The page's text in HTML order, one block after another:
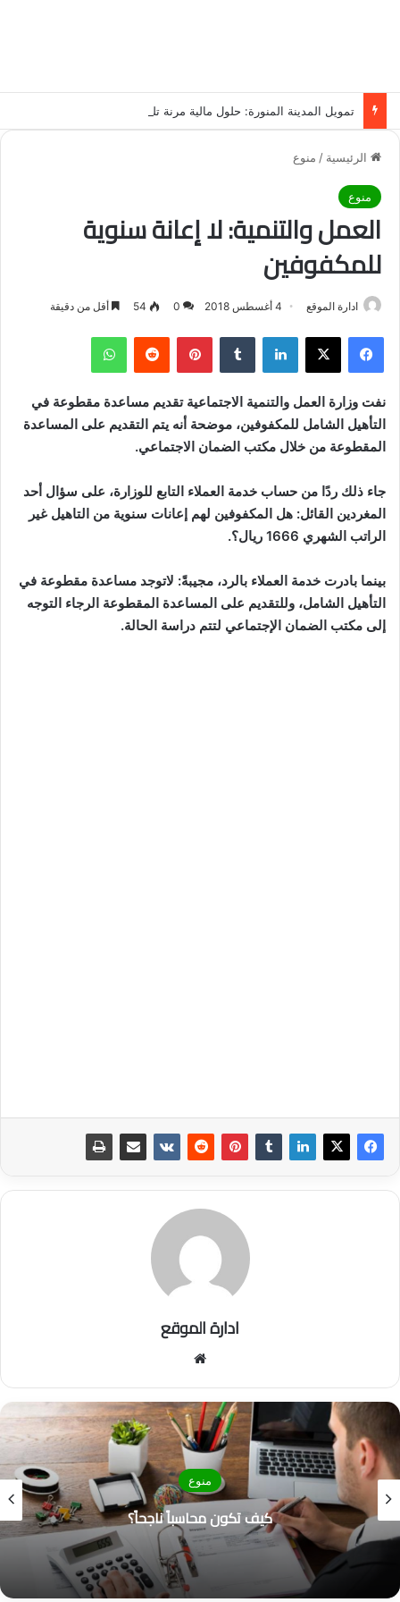
الرئيسية / منوع
منوع
العمل والتنمية: لا إعانة سنوية
للمكفوفين
ادارة الموقع 4 أغسطس 2018 0
54 أقل من دقيقة
فيسبوك لينكدإن بينتيريست
نفت وزارة العمل والتنمية الاجتماعية تقديم مساعدة مقطوعة في
التأهيل الشامل للمكفوفين، موضحة أنه يتم التقديم على المساعدة
المقطوعة من خلال مكتب الضمان الاجتماعي.
جاء ذلك ردًا من حساب خدمة العملاء التابع للوزارة، على سؤال أحد
المغردين القائل: هل المكفوفين لهم إعانات سنوية من التاهيل غير
الراتب الشهري 1666 ريال؟.
بينما بادرت خدمة العملاء بالرد، مجيبةً: لاتوجد مساعدة مقطوعة في
التأهيل الشامل، وللتقديم على المساعدة المقطوعة الرجاء التوجه
إلى مكتب الضمان الإجتماعي لتتم دراسة الحالة.
ادارة الموقع
الوي
ب
منوع
كيف تكون محاسباً ناجحاً؟